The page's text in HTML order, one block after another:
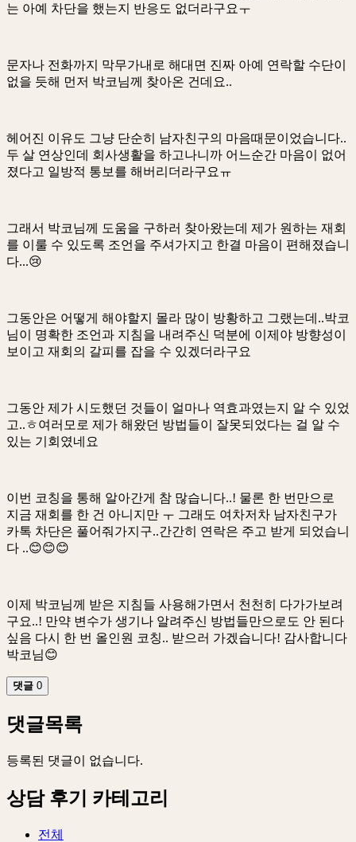
는 아예 차단을 했는지 반응도 없더라구요ㅜ
문자나 전화까지 막무가내로 해대면 진짜 아예 연락할 수단이
없을 듯해 먼저 박코님께 찾아온 건데요..
헤어진 이유도 그냥 단순히 남자친구의 마음때문이었습니다..
두 살 연상인데 회사생활을 하고나니까 어느순간 마음이 없어
졌다고 일방적 통보를 해버리더라구요ㅠ
그래서 박코님께 도움을 구하러 찾아왔는데 제가 원하는 재회
를 이룰 수 있도록 조언을 주셔가지고 한결 마음이 편해졌습니
다...😢
그동안은 어떻게 해야할지 몰라 많이 방황하고 그랬는데..박코
님이 명확한 조언과 지침을 내려주신 덕분에 이제야 방향성이
보이고 재회의 갈피를 잡을 수 있겠더라구요
그동안 제가 시도했던 것들이 얼마나 역효과였는지 알 수 있었
고..ㅎ여러모로 제가 해왔던 방법들이 잘못되었다는 걸 알 수
있는 기회였네요
이번 코칭을 통해 알아간게 참 많습니다..! 물론 한 번만으로
지금 재회를 한 건 아니지만 ㅜ 그래도 여차저차 남자친구가
카톡 차단은 풀어줘가지구..간간히 연락은 주고 받게 되었습니
다 ..😊😊😊
이제 박코님께 받은 지침들 사용해가면서 천천히 다가가보려
구요..! 만약 변수가 생기나 알려주신 방법들만으로도 안 된다
싶음 다시 한 번 올인원 코칭.. 받으러 가겠습니다! 감사합니다
박코님😊
댓글 0
댓글목록
등록된 댓글이 없습니다.
상담 후기 카테고리
전체